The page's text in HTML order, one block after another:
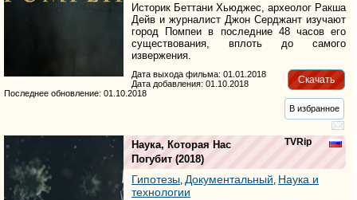
Историк Беттани Хьюджес, археолог Ракша
Дейв и журналист Джон Серджант изучают
город Помпеи в последние 48 часов его
существования, вплоть до самого
извержения.
Скачать
Дата выхода фильма: 01.01.2018
Дата добавления: 01.10.2018
Последнее обновление: 01.10.2018
В избранное
TVRip
Наука, Которая Нас
Погубит (2018)
Гипотезы, Документальный, Наука и
технологии